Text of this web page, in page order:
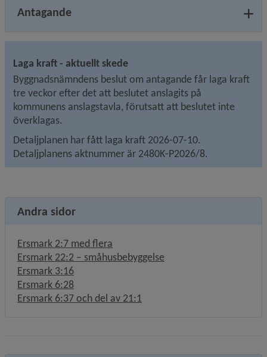
Antagande
Laga kraft - aktuellt skede
Byggnadsnämndens beslut om antagande får laga kraft
tre veckor efter det att beslutet anslagits på
kommunens anslagstavla, förutsatt att beslutet inte
överklagas.
Detaljplanen har fått laga kraft 2026-07-10.
Detaljplanens aktnummer är 2480K-P2026/8.
Andra sidor
Ersmark 2:7 med flera
Ersmark 22:2 – småhusbebyggelse
Ersmark 3:16
Ersmark 6:28
Ersmark 6:37 och del av 21:1